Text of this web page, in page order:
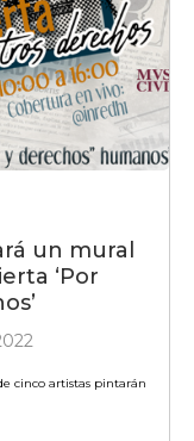
un mural
‘Por
cinco artistas pintarán